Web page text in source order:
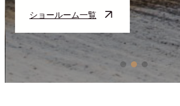
ショールーム一覧